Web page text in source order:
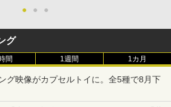
● ● ●
グ
間 1週間 1カ月
グ映像がカプセルトイに。全5種で8月下